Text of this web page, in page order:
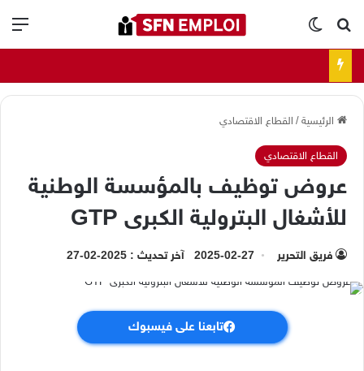
بحث عنالوضع المظلم
الرئيسية/ القطاع الاقتصادي
القطاع الاقتصادي
عروض توظيف بالمؤسسة الوطنية
للأشغال البترولية الكبرى GTP
فريق التحرير 2025-02-27 آخر تحديث : 2025-02-27
تابعنا على فيسبوك